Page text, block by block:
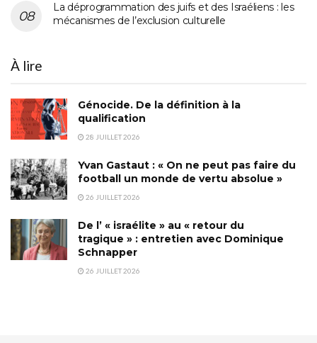
La déprogrammation des juifs et des Israéliens : les
mécanismes de l’exclusion culturelle
À lire
Génocide. De la définition à la
qualification
28 JUILLET 2026
Yvan Gastaut : « On ne peut pas faire du
football un monde de vertu absolue »
26 JUILLET 2026
De l’ « israélite » au « retour du
tragique » : entretien avec Dominique
Schnapper
26 JUILLET 2026